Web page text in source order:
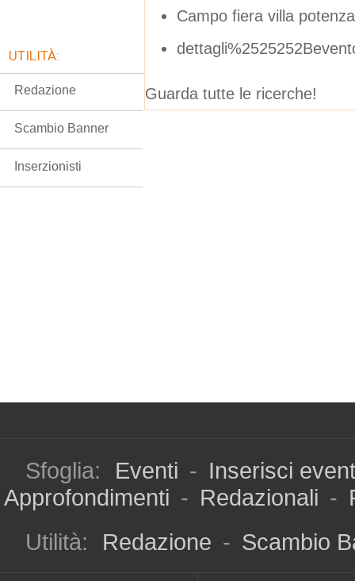
Campo fiera villa potenza
Guarda tutte le ricerche!
UTILITÀ:
Redazione
Scambio Banner
Inserzionisti
Sfoglia: Eventi - Inserisci
Approfondimenti - Redazionali -
Utilità:
Redazione - Scambio